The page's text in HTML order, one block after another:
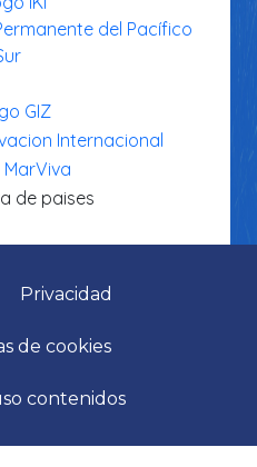
Privacidad
de cookies
contenidos